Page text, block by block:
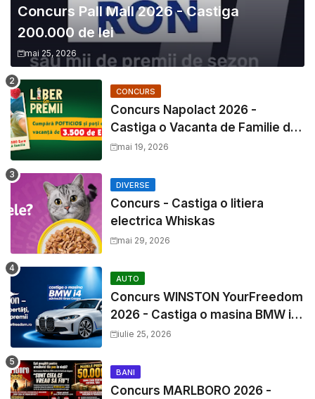
Concurs Pall Mall 2026 - Castiga
200.000 de lei
mai 25, 2026
CONCURS
Concurs Napolact 2026 -
Castiga o Vacanta de Familie de
3500 Euro
mai 19, 2026
DIVERSE
Concurs - Castiga o litiera
electrica Whiskas
mai 29, 2026
AUTO
Concurs WINSTON YourFreedom
2026 - Castiga o masina BMW i4
si mii de premii cash
iulie 25, 2026
BANI
Concurs MARLBORO 2026 -